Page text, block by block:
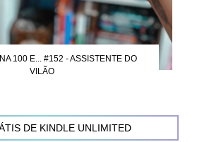
100 E... #152 - ASSISTENTE DO
VILÃO
DE KINDLE UNLIMITED